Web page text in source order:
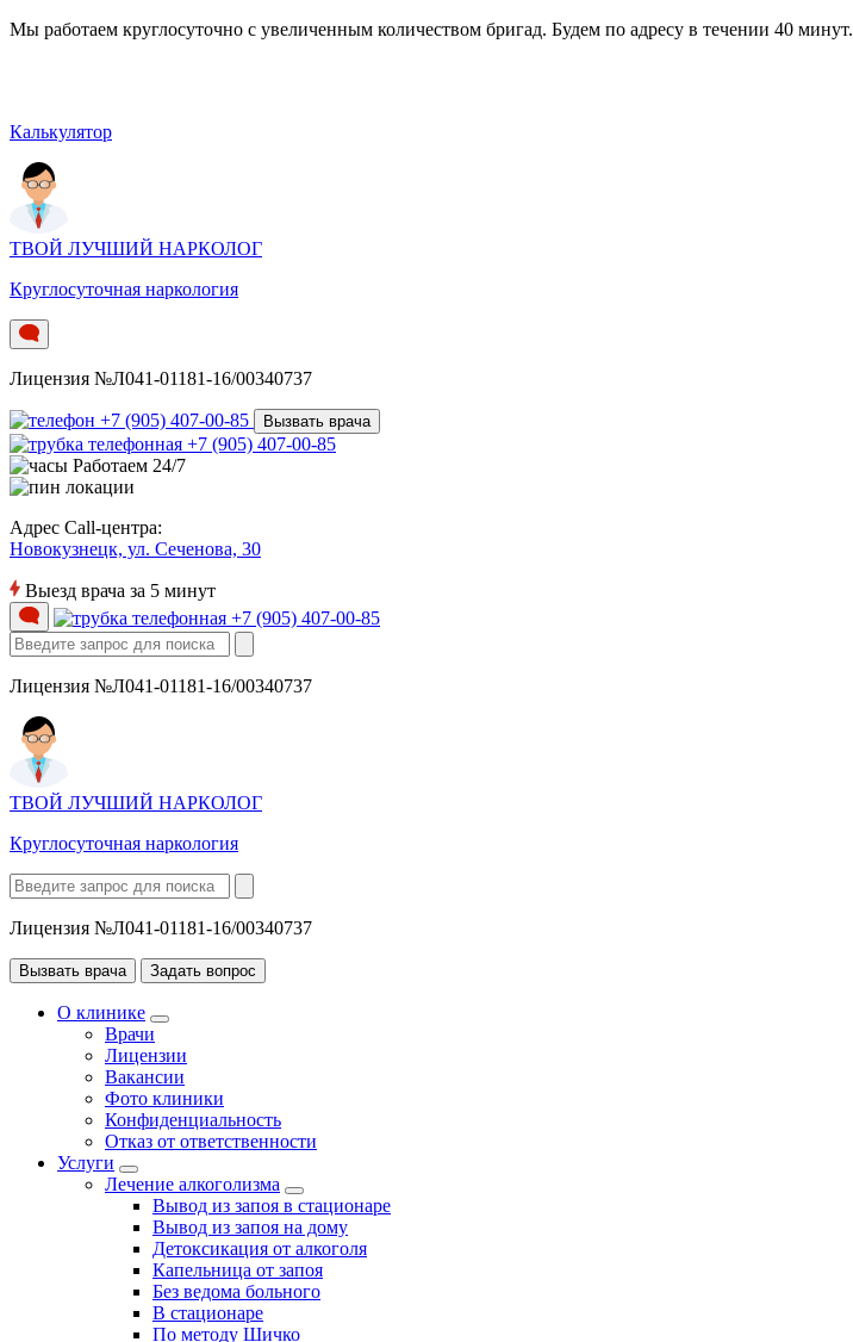
Мы работаем круглосуточно c увеличенным количеством бригад. Будем по адресу в течении 40 минут.
Калькулятор
ТВОЙ ЛУЧШИЙ НАРКОЛОГ
Круглосуточная наркология
Лицензия №Л041-01181-16/00340737
+7 (905) 407-00-85 Вызвать врача
+7 (905) 407-00-85
Работаем 24/7
Адрес Call-центра:
Новокузнецк, ул. Сеченова, 30
Выезд врача за 5 минут
+7 (905) 407-00-85
Лицензия №Л041-01181-16/00340737
ТВОЙ ЛУЧШИЙ НАРКОЛОГ
Круглосуточная наркология
Лицензия №Л041-01181-16/00340737
Вызвать врача Задать вопрос
О клинике
Врачи
Лицензии
Вакансии
Фото клиники
Конфиденциальность
Отказ от ответственности
Услуги
Лечение алкоголизма
Вывод из запоя в стационаре
Вывод из запоя на дому
Детоксикация от алкоголя
Капельница от запоя
Без ведома больного
В стационаре
По методу Шичко